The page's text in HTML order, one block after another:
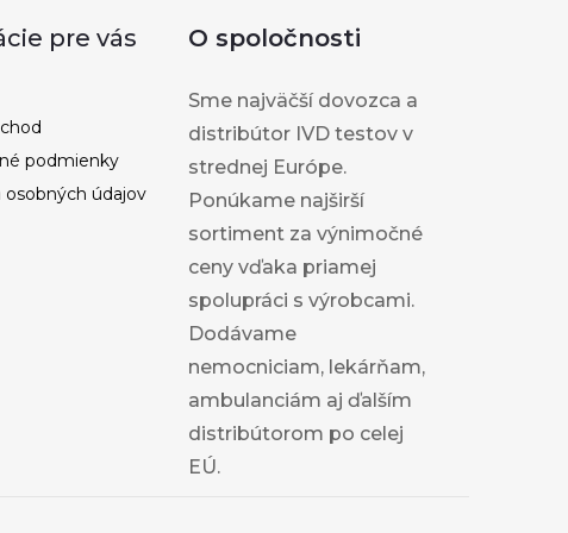
pre vás
podmienky
osobných údajov
O spoločnosti
Sme najväčší dovozca a
distribútor IVD testov v
strednej Európe.
Ponúkame najširší
sortiment za výnimočné
ceny vďaka priamej
spolupráci s výrobcami.
Dodávame
nemocniciam, lekárňam,
ambulanciám aj ďalším
distribútorom po celej
EÚ.